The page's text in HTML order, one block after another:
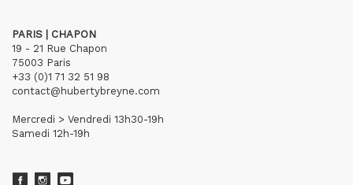
PARIS | CHAPON
19 - 21 Rue Chapon
75003 Paris
+33 (0)1 71 32 51 98
contact@hubertybreyne.com
Mercredi > Vendredi 13h30-19h
Samedi 12h-19h